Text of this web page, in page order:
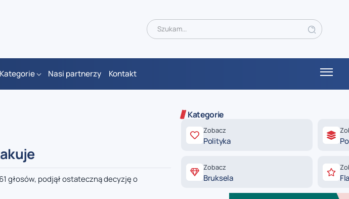
Kategorie Nasi partnerzy Kontakt
głosów, podjął ostateczną decyzję o
Kategorie
Zobacz
Polityka
Zobacz
Bruksela